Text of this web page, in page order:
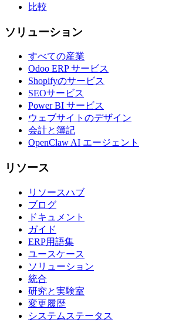
比較
ソリューション
すべての産業
Odoo ERP サービス
Shopifyのサービス
SEOサービス
Power BI サービス
ウェブサイトのデザイン
会計と簿記
OpenClaw AI エージェント
リソース
リソースハブ
ブログ
ドキュメント
ガイド
ERP用語集
ユースケース
ソリューション
統合
研究と実験室
変更履歴
システムステータス